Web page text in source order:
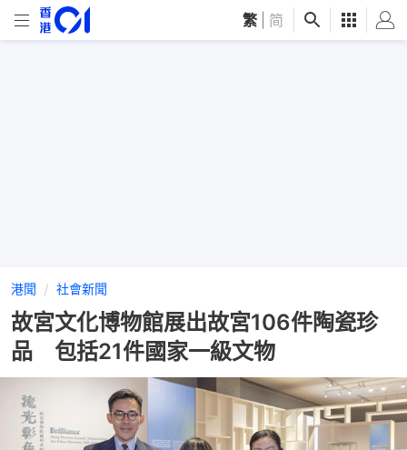
繁 简
港聞 社會新聞
故宮文化博物館展出故宮106件陶瓷珍
品 包括21件國家一級文物